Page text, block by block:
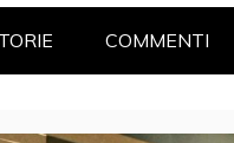
COMMENTI